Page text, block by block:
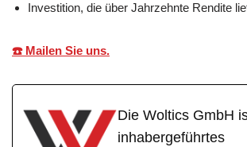
Investition, die über Jahrzehnte Rendite
☎️ Mailen Sie uns.
Die Woltics GmbH
inhabergeführtes